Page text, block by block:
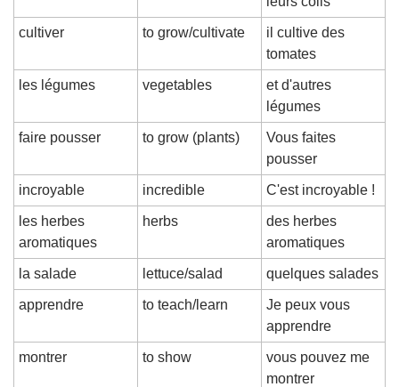
cultiver to grow/cultivate
il cultive des
tomates
les légumes vegetables
et d'autres
légumes
faire pousser to grow (plants)
Vous faites
pousser
incroyable incredible C'est incroyable !
les herbes
aromatiques
herbs
des herbes
aromatiques
la salade lettuce/salad quelques salades
apprendre to teach/learn
Je peux vous
apprendre
montrer to show
vous pouvez me
montrer